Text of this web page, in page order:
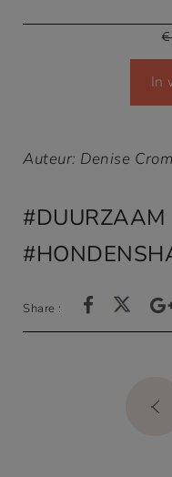
€
In
Auteur: Denise
DUURZAAM
Share :